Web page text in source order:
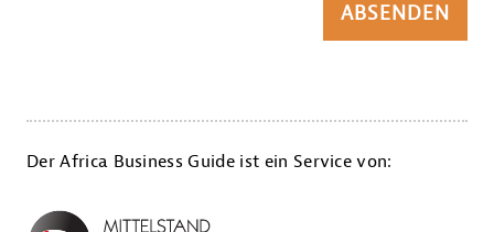
ABSENDEN
Der Africa Business Guide ist ein Service von: